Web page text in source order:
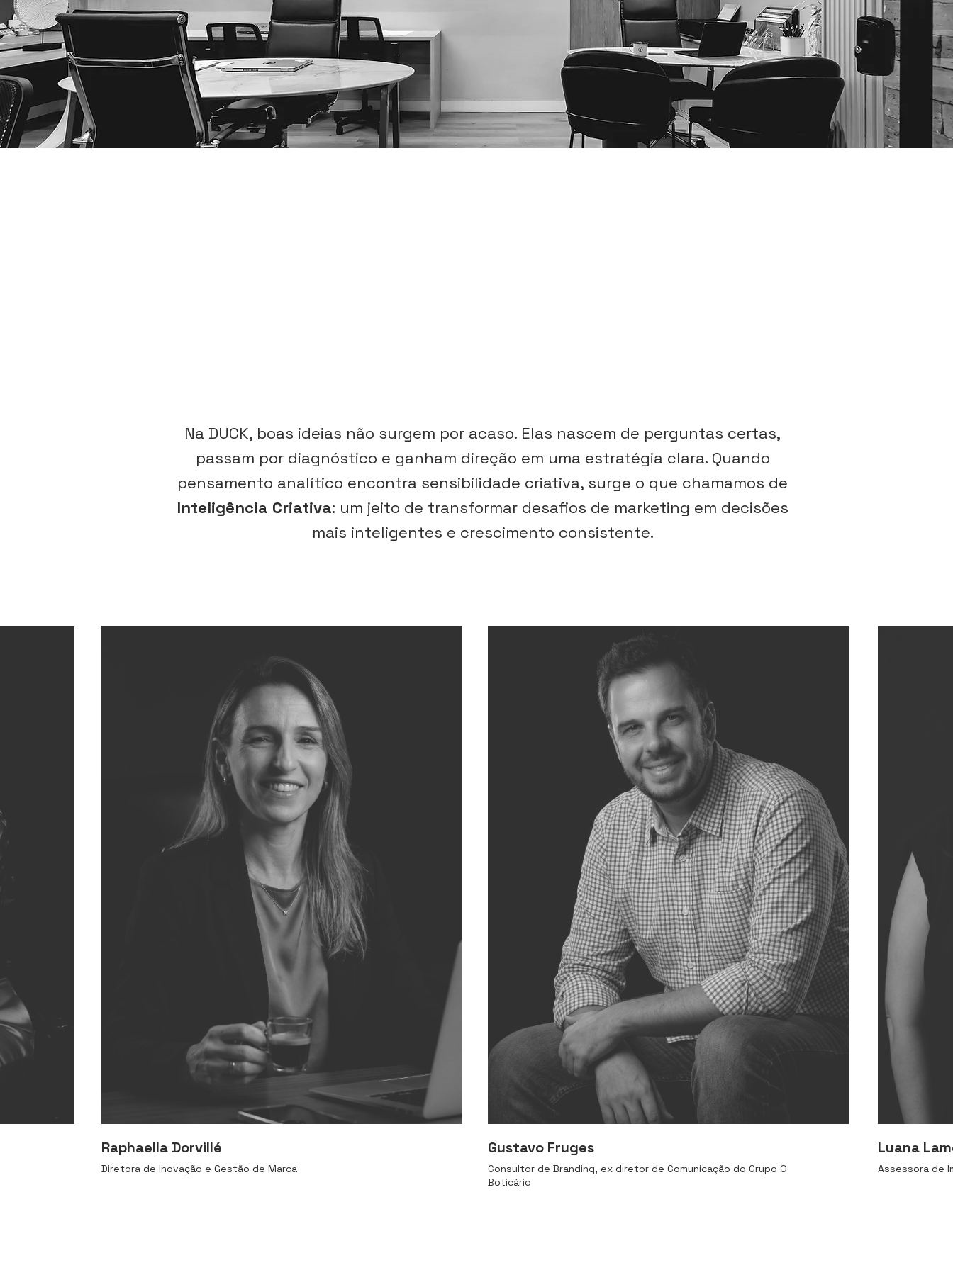
Na DUCK, boas ideias não surgem por acaso. Elas nascem de perguntas certas,
passam por diagnóstico e ganham direção em uma estratégia clara. Quando
pensamento analítico encontra sensibilidade criativa, surge o que chamamos de
Inteligência Criativa: um jeito de transformar desafios de marketing em decisões
mais inteligentes e crescimento consistente.
Raphaella Dorvillé
Diretora de Inovação e Gestão de Marca
Gustavo Fruges
Consultor de Branding, ex diretor de Comunicação do Grupo O
Boticário
Luana
Assessora de